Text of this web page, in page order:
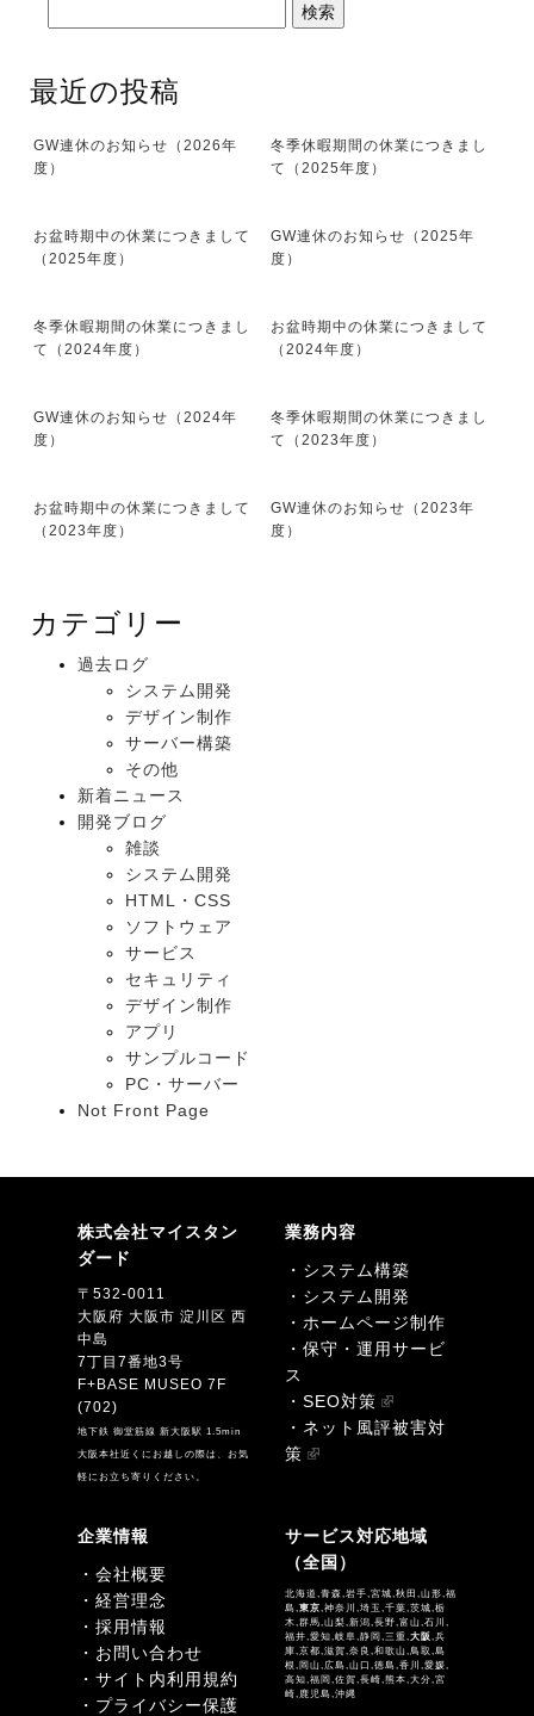
最近の投稿
GW連休のお知らせ（2026年
度）
冬季休暇期間の休業につきまし
て（2025年度）
お盆時期中の休業につきまして
（2025年度）
GW連休のお知らせ（2025年
度）
冬季休暇期間の休業につきまし
て（2024年度）
お盆時期中の休業につきまして
（2024年度）
GW連休のお知らせ（2024年
度）
冬季休暇期間の休業につきまし
て（2023年度）
お盆時期中の休業につきまして
（2023年度）
GW連休のお知らせ（2023年
度）
カテゴリー
過去ログ
システム開発
デザイン制作
サーバー構築
その他
新着ニュース
開発ブログ
雑談
システム開発
HTML・CSS
ソフトウェア
サービス
セキュリティ
デザイン制作
アプリ
サンプルコード
PC・サーバー
Not Front Page
株式会社マイスタン
ダード
〒532-0011
大阪府 大阪市 淀川区 西
中島
7丁目7番地3号
F+BASE MUSEO 7F
(702)
地下鉄 御堂筋線 新大阪駅 1.5min
大阪本社近くにお越しの際は、お気
軽にお立ち寄りください。
業務内容
・システム構築
・システム開発
・ホームページ制作
・保守・運用サービ
ス
・SEO対策
・ネット風評被害対
策
企業情報
・会社概要
・経営理念
・採用情報
・お問い合わせ
・サイト内利用規約
・プライバシー保護
サービス対応地域
（全国）
北海道,青森,岩手,宮城,秋田,山形,福
島,東京,神奈川,埼玉,千葉,茨城,栃
木,群馬,山梨,新潟,長野,富山,石川,
福井,愛知,岐阜,静岡,三重,大阪,兵
庫,京都,滋賀,奈良,和歌山,鳥取,島
根,岡山,広島,山口,徳島,香川,愛媛,
高知,福岡,佐賀,長崎,熊本,大分,宮
崎,鹿児島,沖縄